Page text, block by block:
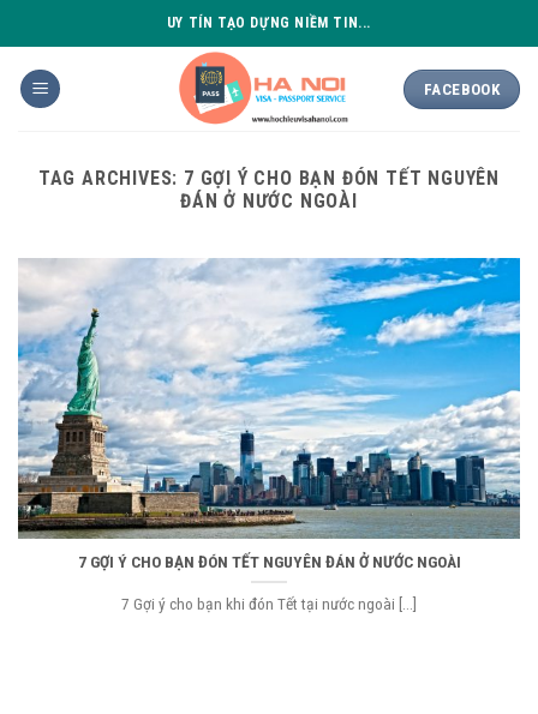
to
content
UY TÍN TẠO DỰNG NIỀM TIN...
FACEBOOK
TAG ARCHIVES: 7 GỢI Ý CHO BẠN ĐÓN TẾT NGUYÊN
ĐÁN Ở NƯỚC NGOÀI
7 GỢI Ý CHO BẠN ĐÓN TẾT NGUYÊN ĐÁN Ở NƯỚC NGOÀI
7 Gợi ý cho bạn khi đón Tết tại nước ngoài [...]